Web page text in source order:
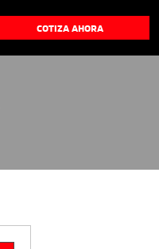
COTIZA AHORA